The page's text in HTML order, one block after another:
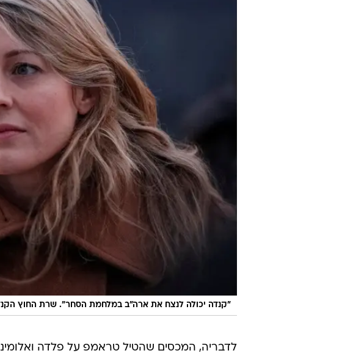
"קנדה יכולה לנצח את ארה"ב במלחמת הסחר". שרת החוץ